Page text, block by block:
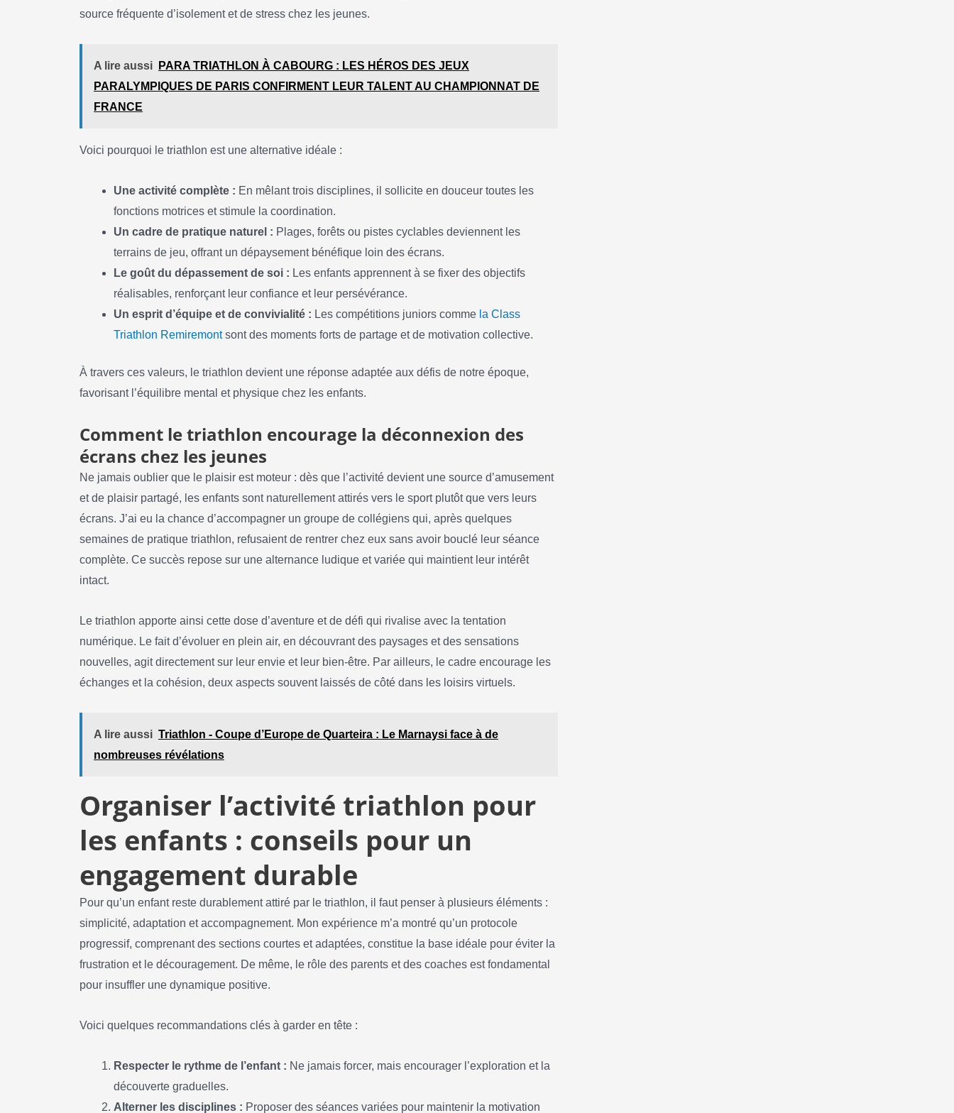
source fréquente d’isolement et de stress chez les jeunes.
A lire aussi
PARA TRIATHLON À CABOURG : LES HÉROS DES JEUX
PARALYMPIQUES DE PARIS CONFIRMENT LEUR TALENT AU CHAMPIONNAT DE
FRANCE
Voici pourquoi le triathlon est une alternative idéale :
Une activité complète : En mêlant trois disciplines, il sollicite en douceur toutes les
fonctions motrices et stimule la coordination.
Un cadre de pratique naturel : Plages, forêts ou pistes cyclables deviennent les
terrains de jeu, offrant un dépaysement bénéfique loin des écrans.
Le goût du dépassement de soi : Les enfants apprennent à se fixer des objectifs
réalisables, renforçant leur confiance et leur persévérance.
Un esprit d’équipe et de convivialité : Les compétitions juniors comme la Class
Triathlon Remiremontsont des moments forts de partage et de motivation collective.
À travers ces valeurs, le triathlon devient une réponse adaptée aux défis de notre époque,
favorisant l’équilibre mental et physique chez les enfants.
Comment le triathlon encourage la déconnexion des
écrans chez les jeunes
Ne jamais oublier que le plaisir est moteur : dès que l’activité devient une source d’amusement
et de plaisir partagé, les enfants sont naturellement attirés vers le sport plutôt que vers leurs
écrans. J’ai eu la chance d’accompagner un groupe de collégiens qui, après quelques
semaines de pratique triathlon, refusaient de rentrer chez eux sans avoir bouclé leur séance
complète. Ce succès repose sur une alternance ludique et variée qui maintient leur intérêt
intact.
Le triathlon apporte ainsi cette dose d’aventure et de défi qui rivalise avec la tentation
numérique. Le fait d’évoluer en plein air, en découvrant des paysages et des sensations
nouvelles, agit directement sur leur envie et leur bien-être. Par ailleurs, le cadre encourage les
échanges et la cohésion, deux aspects souvent laissés de côté dans les loisirs virtuels.
A lire aussi Triathlon - Coupe d’Europe de Quarteira : Le Marnaysi face à de
nombreuses révélations
Organiser l’activité triathlon pour
les enfants : conseils pour un
engagement durable
Pour qu’un enfant reste durablement attiré par le triathlon, il faut penser à plusieurs éléments :
simplicité, adaptation et accompagnement. Mon expérience m’a montré qu’un protocole
progressif, comprenant des sections courtes et adaptées, constitue la base idéale pour éviter la
frustration et le découragement. De même, le rôle des parents et des coaches est fondamental
pour insuffler une dynamique positive.
Voici quelques recommandations clés à garder en tête :
Respecter le rythme de l’enfant : Ne jamais forcer, mais encourager l’exploration et la
découverte graduelles.
Alterner les disciplines : Proposer des séances variées pour maintenir la motivation